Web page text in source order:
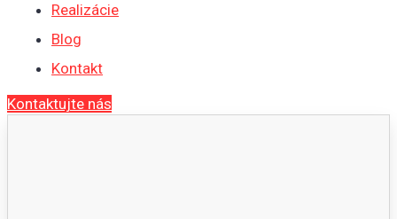
Realizácie
Blog
Kontakt
Kontaktujte nás